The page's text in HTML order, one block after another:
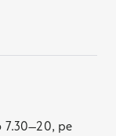
7.30–20, pe